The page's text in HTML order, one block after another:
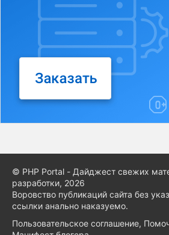
© PHP Portal - Дайджест свежих
разработки, 2026
Воровство публикаций сайта без
ссылки анально наказуемо.
Пользовательское соглашение,